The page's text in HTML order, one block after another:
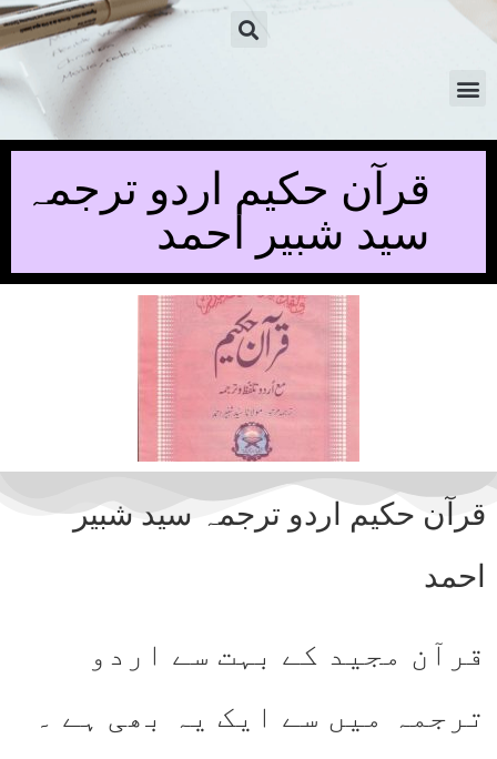
قرآن حکیم اردو ترجمہ
سید شبیر احمد
قرآن حکیم اردو ترجمہ سید شبیر
احمد
قرآن مجید کے بہت سے اردو
ترجمہ میں سے ایک یہ بھی ہے ۔